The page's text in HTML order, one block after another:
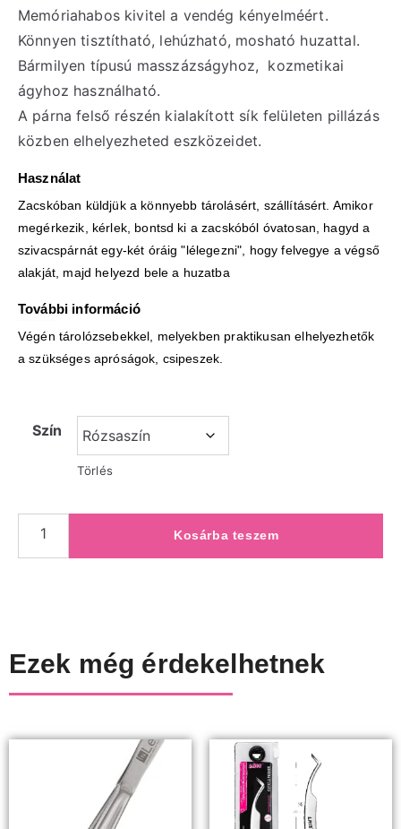
Memóriahabos kivitel a vendég kényelméért.
Könnyen tisztítható, lehúzható, mosható huzattal.
Bármilyen típusú masszázságyhoz, kozmetikai
ágyhoz használható.
A párna felső részén kialakított sík felületen pillázás
közben elhelyezheted eszközeidet.
Használat
Zacskóban küldjük a könnyebb tárolásért, szállításért. Amikor
megérkezik, kérlek, bontsd ki a zacskóból óvatosan, hagyd a
szivacspárnát egy-két óráig "lélegezni", hogy felvegye a végső
alakját, majd helyezd bele a huzatba
További információ
Végén tárolózsebekkel, melyekben praktikusan elhelyezhetők
a szükséges apróságok, csipeszek.
Szín
Törlés
Kosárba teszem
Ezek még érdekelhetnek